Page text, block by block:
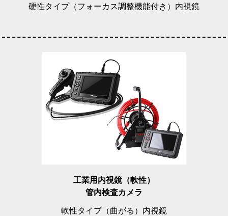
硬性タイプ（フォーカス調整機能付き）内視鏡
工業用内視鏡（軟性）
管内検査カメラ
軟性タイプ（曲がる）内視鏡